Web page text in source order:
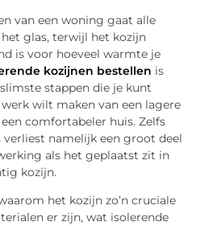
van een woning gaat alle
glas, terwijl het kozijn
is voor hoeveel warmte je
kozijnen bestellen is
stappen die je kunt
wilt maken van een lagere
comfortabeler huis. Zelfs
verliest namelijk een groot deel
als het geplaatst zit in
kozijn.
het kozijn zo’n cruciale
er zijn, wat isolerende